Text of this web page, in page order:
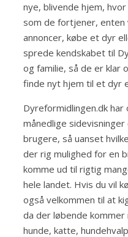
nye, blivende hjem,
som de fortjener,
annoncer, købe et dyr
sprede kendskabet til
og familie, så de er klar
finde nyt hjem til et dyr
Dyreformidlingen.dk har
månedlige
brugere, så uanset
der rig mulighed for en
komme ud til rigtig
hele landet. Hvis du vil
også velkommen til at
da der løbende
hunde, katte,